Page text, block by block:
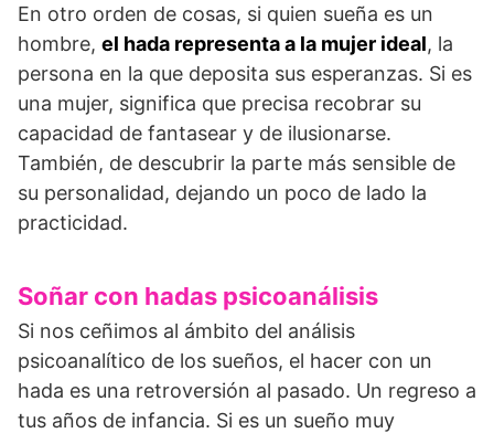
En otro orden de cosas, si quien sueña es un
hombre, el hada representa a la mujer ideal, la
persona en la que deposita sus esperanzas. Si es
una mujer, significa que precisa recobrar su
capacidad de fantasear y de ilusionarse.
También, de descubrir la parte más sensible de
su personalidad, dejando un poco de lado la
practicidad.
Soñar con hadas psicoanálisis
Si nos ceñimos al ámbito del análisis
psicoanalítico de los sueños, el hacer con un
hada es una retroversión al pasado. Un regreso a
tus años de infancia. Si es un sueño muy